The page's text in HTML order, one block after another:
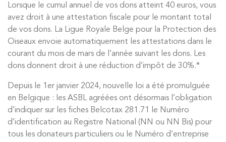
Lorsque le cumul annuel de vos dons atteint 40 euros, vous
avez droit à une attestation fiscale pour le montant total
de vos dons. La Ligue Royale Belge pour la Protection des
Oiseaux envoie automatiquement les attestations dans le
courant du mois de mars de l’année suivant les dons. Les
dons donnent droit à une réduction d’impôt de 30%.*
Depuis le 1er janvier 2024, nouvelle loi a été promulguée
en Belgique : les ASBL agréées ont désormais l’obligation
d’indiquer sur les fiches Belcotax 281.71 le Numéro
d’identification au Registre National (NN ou NN Bis) pour
tous les donateurs particuliers ou le Numéro d’entreprise